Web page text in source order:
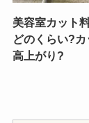
美容室カット
どのくらい?
高上がり?